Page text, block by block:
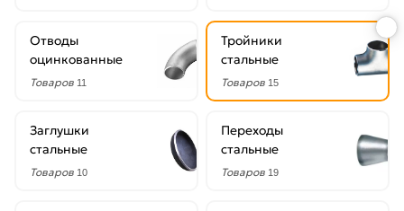
Отводы
оцинкованные
Товаров 11
Тройники
стальные
Товаров 15
Заглушки
стальные
Товаров 10
Переходы
стальные
Товаров 19
стенки
3
мм